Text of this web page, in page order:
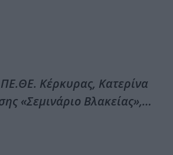
Κέρκυρας, Κατερίνα
«Σεμινάριο Βλακείας»,…